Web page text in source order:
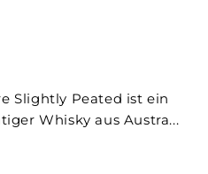
Slightly Peated ist ein
Whisky aus Austra...